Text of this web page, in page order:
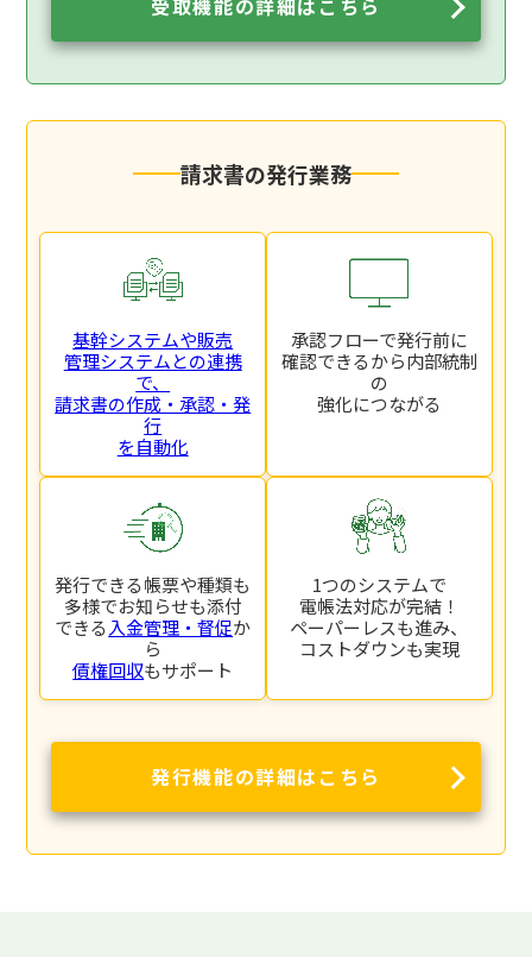
受取機能の詳細はこちら
請求書の発行業務
基幹システムや販売
管理システムとの連携
で、
請求書の作成・承認・発
行
を自動化
承認フローで発行前に
確認できるから内部統制
の
強化につながる
発行できる帳票や種類も
多様でお知らせも添付
できる入金管理・督促か
ら
債権回収もサポート
1つのシステムで
電帳法対応が完結！
ペーパーレスも進み、
コストダウンも実現
発行機能の詳細はこちら